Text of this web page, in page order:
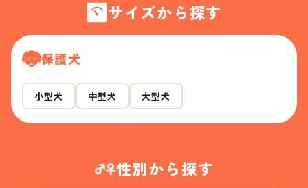
サイズから探す
保護犬
小型犬 中型犬 大型犬
性別から探す